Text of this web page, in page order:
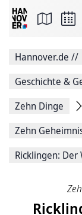
Seite
Facebook
teilen
Seitenlink
Seite
Hannover.de //
Geschichte &
Zehn Dinge
Zehn
Ricklingen: